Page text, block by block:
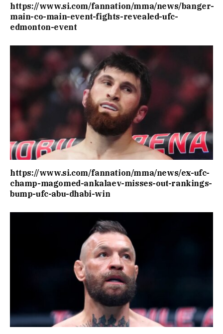
https://www.si.com/fannation/mma/news/banger-
main-co-main-event-fights-revealed-ufc-
edmonton-event
https://www.si.com/fannation/mma/news/ex-ufc-
champ-magomed-ankalaev-misses-out-rankings-
bump-ufc-abu-dhabi-win